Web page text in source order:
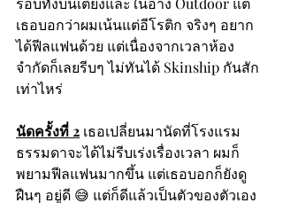
เธอบอกว่าผมเน้นแต่อีโรติก จริงๆ อยาก
ได้ฟีลแฟนด้วย แต่เนื่องจากเวลาห้อง
จำกัดก็เลยรีบๆ ไม่ทันได้ Skinship กันสัก
เท่าไหร่
นัดครั้งที่ 2 เธอเปลี่ยนมานัดที่โรงแรม
ธรรมดาจะได้ไม่รีบเร่งเรื่องเวลา ผมก็
พยามฟีลแฟนมากขึ้น แต่เธอบอกก็ยังดู
ฝืนๆ อยู่ดี 😅 แต่ก็ดีแล้วเป็นตัวของตัวเอง